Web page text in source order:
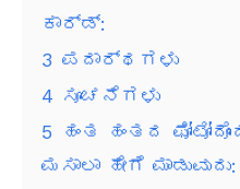
ಕಾರ್ಡ್:
3 ಪದಾರ್ಥಗಳು
4 ಸೂಚನೆಗಳು
5
ಹಂತ ಹಂತದ
ಮಸಾಲಾ ಹೇಗೆ ಮಾಡುವುದು: